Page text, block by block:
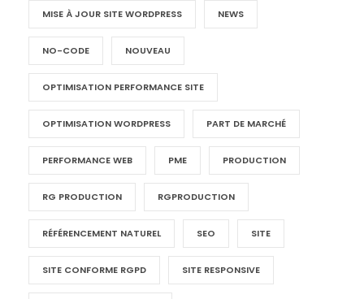
MISE À JOUR SITE WORDPRESS NEWS
NO-CODE NOUVEAU
OPTIMISATION PERFORMANCE SITE
OPTIMISATION WORDPRESS PART DE MARCHÉ
PERFORMANCE WEB PME PRODUCTION
RG PRODUCTION RGPRODUCTION
RÉFÉRENCEMENT NATUREL SEO SITE
SITE CONFORME RGPD SITE RESPONSIVE